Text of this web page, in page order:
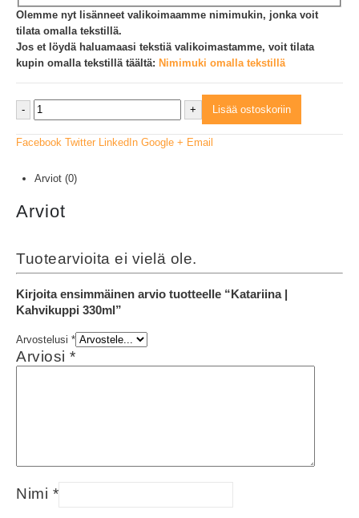
Olemme nyt lisänneet valikoimaamme nimimukin, jonka voit
tilata omalla tekstillä.
Jos et löydä haluamaasi tekstiä valikoimastamme, voit tilata
kupin omalla tekstillä täältä: Nimimuki omalla tekstillä
- + Lisää ostoskoriin
Facebook Twitter LinkedIn Google + Email
Arviot (0)
Arviot
Tuotearvioita ei vielä ole.
Kirjoita ensimmäinen arvio tuotteelle “Katariina |
Kahvikuppi 330ml”
Arvostelusi *
Arviosi *
Nimi *